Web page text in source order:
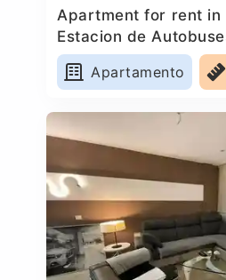
Apartment for rent in
Estacion de
Apartamento